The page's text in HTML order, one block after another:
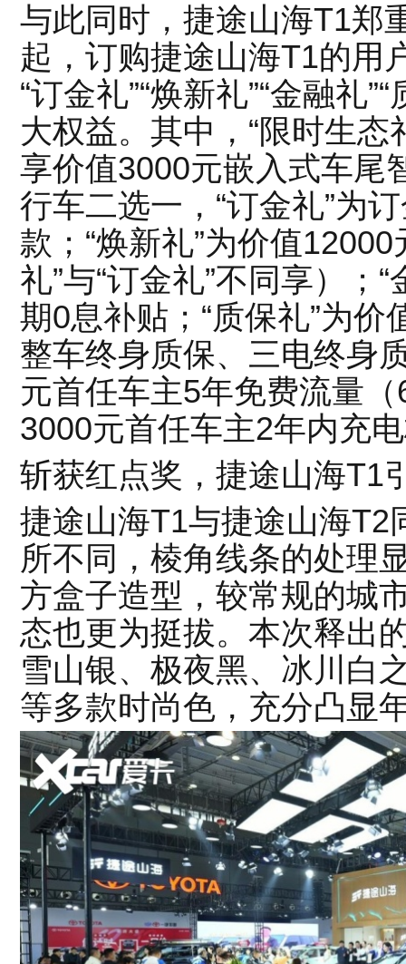
与此同时，捷途山海T1郑
起，订购捷途山海T1的用
“订金礼”“焕新礼”“金融礼
大权益。其中，“限时生
享价值3000元嵌入式车尾
行车二选一，“订金礼”为
款；“焕新礼”为价值
礼”与“订金礼”不同享）；
期0息补贴；“质保礼”为
整车终身质保、三电终身
元首任车主5年免费流量
3000元首任车主2年内充
斩获红点奖，捷途山海T1
捷途山海T1与捷途山海T2
所不同，棱角线条的处理
方盒子造型，较常规的城
态也更为挺拔。本次释出
雪山银、极夜黑、冰川白
等多款时尚色，充分凸显